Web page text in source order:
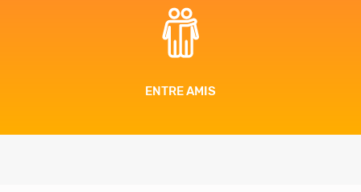
AVENTURE